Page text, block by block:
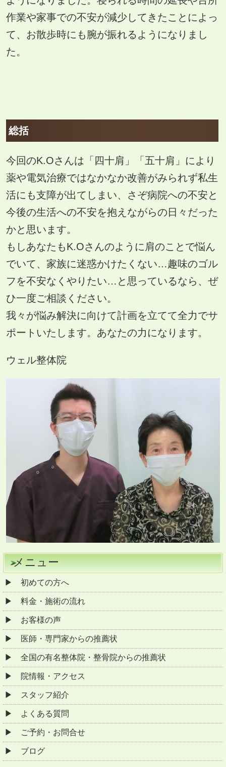
作業や家事での不安が減少してきたことによっ
て、お散歩時にも腕が振れるようになりまし
た。
総括
今回のK.Oさんは「四十肩」「五十肩」により
薬や電気治療ではなかなか改善がみられず私生
活にも支障が出てしまい、さぞ病院への不安と
今後の生活への不安を抱えながらの日々だった
かと思います。
もしあなたもK.Oさんのように肩のことで悩ん
でいて、家族に迷惑かけたくない…趣味のゴル
フを不安なくやりたい…と思っているなら、ぜ
ひ一度ご相談ください。
我々が悩み解決に向けて計画を立てて全力でサ
ポートいたします。あなたの力になります。
ウェル整体院
メニュー
初めての方へ
料金・施術の流れ
お客様の声
医師・専門家からの推薦状
全国の有名整体院・整骨院からの推薦状
院情報・アクセス
スタッフ紹介
よくある質問
ご予約・お問合せ
ブログ